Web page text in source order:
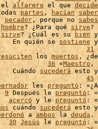
el alfarero el que decide
partes , hacían saber
pecador, porque no sabes
hombre? ¿Para qué sirve?
sirve? ¿Cuál es su bien
quién se sostiene
31
los muertos ,
36 «Maestro,
sucederá esto
45
les preguntó:
9 Después le preguntó :
acercó y le preguntó :
cuándo sucederá esto
a ambos la deuda .
30 Jesús le preguntó :